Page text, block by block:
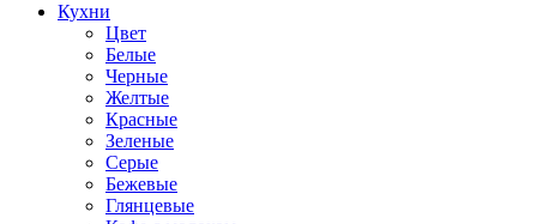
Кухни
Цвет
Белые
Черные
Желтые
Красные
Зеленые
Серые
Бежевые
Глянцевые